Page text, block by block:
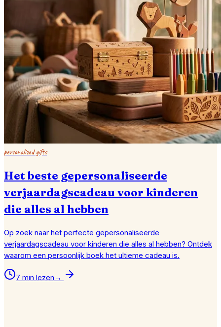
personalized gifts
Het beste gepersonaliseerde
verjaardagscadeau voor kinderen
die alles al hebben
Op zoek naar het perfecte gepersonaliseerde
verjaardagscadeau voor kinderen die alles al hebben? Ontdek
waarom een persoonlijk boek het ultieme cadeau is.
7 min lezen →